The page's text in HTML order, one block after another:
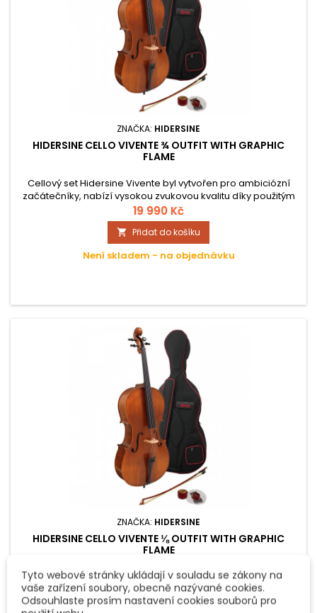
ZNAČKA: HIDERSINE
HIDERSINE CELLO VIVENTE ¾ OUTFIT WITH GRAPHIC
FLAME
Cellový set Hidersine Vivente byl vytvořen pro ambiciózní
začátečníky, nabízí vysokou zvukovou kvalitu díky použitým
materiálů. Tento model má velikost ¾ (tříčtvrťový), takže by
měl být vhodný pro dítě přibližně ve věku od 12 do 15 let nebo
menší dospělé.
19 990 Kč
 Přidat do košíku
Není skladem - na objednávku
ZNAČKA: HIDERSINE
HIDERSINE CELLO VIVENTE ⅛ OUTFIT WITH GRAPHIC
FLAME
Cellový set Hidersine Vivente byl vytvořen pro ambiciózní
začátečníky, nabízí vysokou zvukovou kvalitu díky použitým
materiálů. Tento model má velikost ⅛ (osminový), takže by
19 990 Kč
Tyto webové stránky ukládají v souladu se zákony na
vaše zařízení soubory, obecně nazývané cookies.
Odsouhlaste prosím nastavení cookies souborů pro